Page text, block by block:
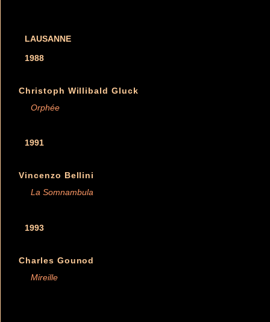
LAUSANNE
1988
Christoph Willibald Gluck
Orphée
1991
Vincenzo Bellini
La Somnambula
1993
Charles Gounod
Mireille